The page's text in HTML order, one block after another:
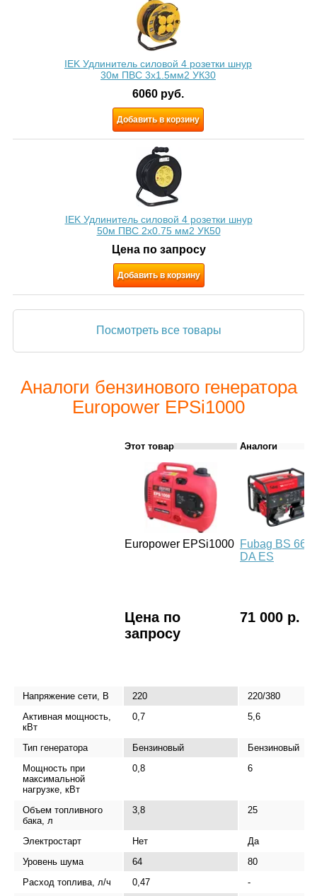
IEK Удлинитель силовой 4 розетки шнур
30м ПВС 3х1.5мм2 УК30
6060 руб.
Добавить в корзину
IEK Удлинитель силовой 4 розетки шнур
50м ПВС 2х0.75 мм2 УК50
Цена по запросу
Добавить в корзину
Посмотреть все товары
Аналоги бензинового генератора
Europower EPSi1000
Этот товар Аналоги
Europower EPSi1000 Fubag BS
DA ES
Цена по
запросу
71 000 р.
Напряжение сети, В 220
220/380
Активная мощность,
кВт
0,7 5,6
Тип генератора Бензиновый
Бензиновый
Мощность при
максимальной
нагрузке, кВт
0,8 6
Объем топливного
бака, л
3,8 25
Электростарт Нет
Да
Уровень шума
64
80
Расход топлива, л/ч
0,47
-